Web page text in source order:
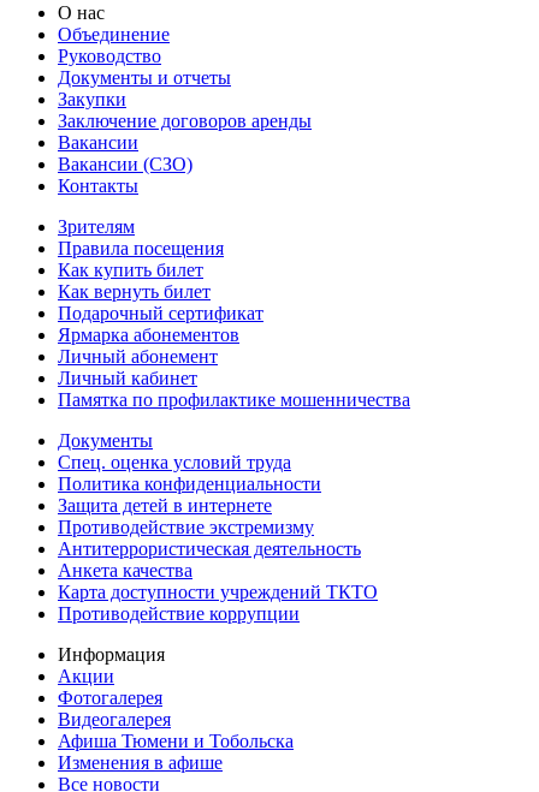
О нас
Объединение
Руководство
Документы и отчеты
Закупки
Заключение договоров аренды
Вакансии
Вакансии (СЗО)
Контакты
Зрителям
Правила посещения
Как купить билет
Как вернуть билет
Подарочный сертификат
Ярмарка абонементов
Личный абонемент
Личный кабинет
Памятка по профилактике мошенничества
Документы
Спец. оценка условий труда
Политика конфиденциальности
Защита детей в интернете
Противодействие экстремизму
Антитеррористическая деятельность
Анкета качества
Карта доступности учреждений ТКТО
Противодействие коррупции
Информация
Акции
Фотогалерея
Видеогалерея
Афиша Тюмени и Тобольска
Изменения в афише
Все новости